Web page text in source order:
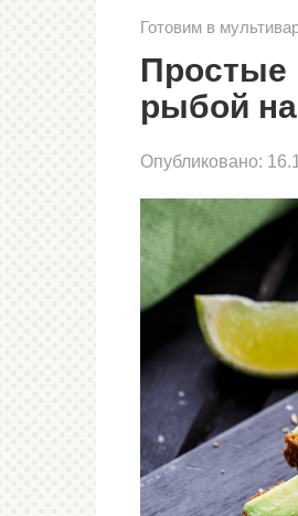
Готовим в
Простые
рыбой
Опубликовано: